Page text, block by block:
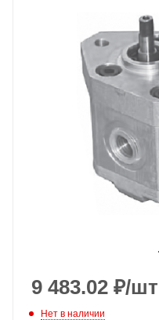
9 483.02 ₽/шт
Нет в наличии